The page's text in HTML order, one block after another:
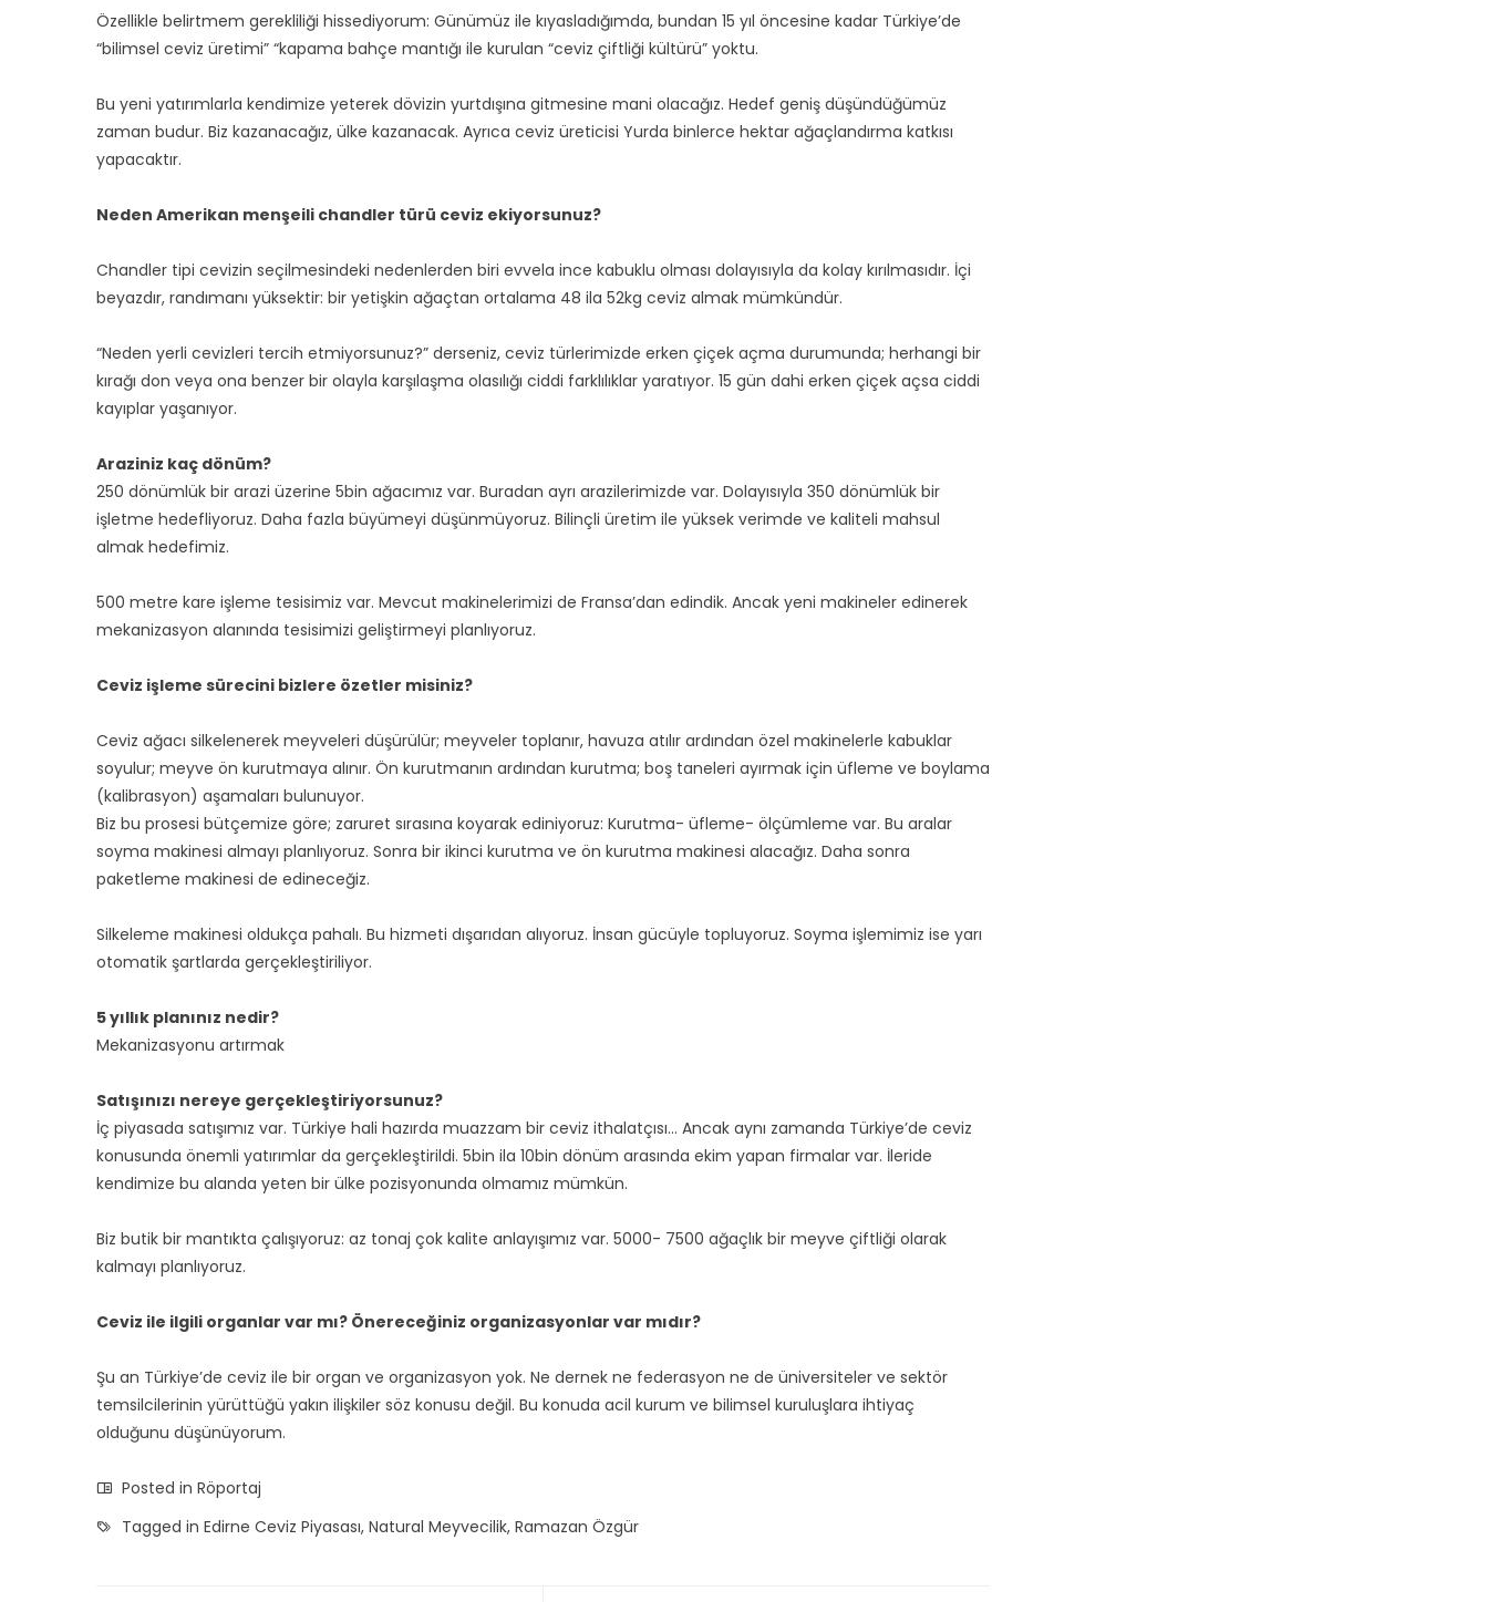
Özellikle belirtmem gerekliliği hissediyorum: Günümüz ile kıyasladığımda, bundan 15 yıl öncesine kadar Türkiye’de
“bilimsel ceviz üretimi” “kapama bahçe mantığı ile kurulan “ceviz çiftliği kültürü” yoktu.
Bu yeni yatırımlarla kendimize yeterek dövizin yurtdışına gitmesine mani olacağız. Hedef geniş düşündüğümüz
zaman budur. Biz kazanacağız, ülke kazanacak. Ayrıca ceviz üreticisi Yurda binlerce hektar ağaçlandırma katkısı
yapacaktır.
Neden Amerikan menşeili chandler türü ceviz ekiyorsunuz?
Chandler tipi cevizin seçilmesindeki nedenlerden biri evvela ince kabuklu olması dolayısıyla da kolay kırılmasıdır. İçi
beyazdır, randımanı yüksektir: bir yetişkin ağaçtan ortalama 48 ila 52kg ceviz almak mümkündür.
“Neden yerli cevizleri tercih etmiyorsunuz?” derseniz, ceviz türlerimizde erken çiçek açma durumunda; herhangi bir
kırağı don veya ona benzer bir olayla karşılaşma olasılığı ciddi farklılıklar yaratıyor. 15 gün dahi erken çiçek açsa ciddi
kayıplar yaşanıyor.
Araziniz kaç dönüm?
250 dönümlük bir arazi üzerine 5bin ağacımız var. Buradan ayrı arazilerimizde var. Dolayısıyla 350 dönümlük bir
işletme hedefliyoruz. Daha fazla büyümeyi düşünmüyoruz. Bilinçli üretim ile yüksek verimde ve kaliteli mahsul
almak hedefimiz.
500 metre kare işleme tesisimiz var. Mevcut makinelerimizi de Fransa’dan edindik. Ancak yeni makineler edinerek
mekanizasyon alanında tesisimizi geliştirmeyi planlıyoruz.
Ceviz işleme sürecini bizlere özetler misiniz?
Ceviz ağacı silkelenerek meyveleri düşürülür; meyveler toplanır, havuza atılır ardından özel makinelerle kabuklar
soyulur; meyve ön kurutmaya alınır. Ön kurutmanın ardından kurutma; boş taneleri ayırmak için üfleme ve boylama
(kalibrasyon) aşamaları bulunuyor.
Biz bu prosesi bütçemize göre; zaruret sırasına koyarak ediniyoruz: Kurutma- üfleme- ölçümleme var. Bu aralar
soyma makinesi almayı planlıyoruz. Sonra bir ikinci kurutma ve ön kurutma makinesi alacağız. Daha sonra
paketleme makinesi de edineceğiz.
Silkeleme makinesi oldukça pahalı. Bu hizmeti dışarıdan alıyoruz. İnsan gücüyle topluyoruz. Soyma işlemimiz ise yarı
otomatik şartlarda gerçekleştiriliyor.
5 yıllık planınız nedir?
Mekanizasyonu artırmak
Satışınızı nereye gerçekleştiriyorsunuz?
İç piyasada satışımız var. Türkiye hali hazırda muazzam bir ceviz ithalatçısı… Ancak aynı zamanda Türkiye’de ceviz
konusunda önemli yatırımlar da gerçekleştirildi. 5bin ila 10bin dönüm arasında ekim yapan firmalar var. İleride
kendimize bu alanda yeten bir ülke pozisyonunda olmamız mümkün.
Biz butik bir mantıkta çalışıyoruz: az tonaj çok kalite anlayışımız var. 5000- 7500 ağaçlık bir meyve çiftliği olarak
kalmayı planlıyoruz.
Ceviz ile ilgili organlar var mı? Önereceğiniz organizasyonlar var mıdır?
Şu an Türkiye’de ceviz ile bir organ ve organizasyon yok. Ne dernek ne federasyon ne de üniversiteler ve sektör
temsilcilerinin yürüttüğü yakın ilişkiler söz konusu değil. Bu konuda acil kurum ve bilimsel kuruluşlara ihtiyaç
olduğunu düşünüyorum.
Posted in Röportaj
Tagged in Edirne Ceviz Piyasası, Natural Meyvecilik, Ramazan Özgür